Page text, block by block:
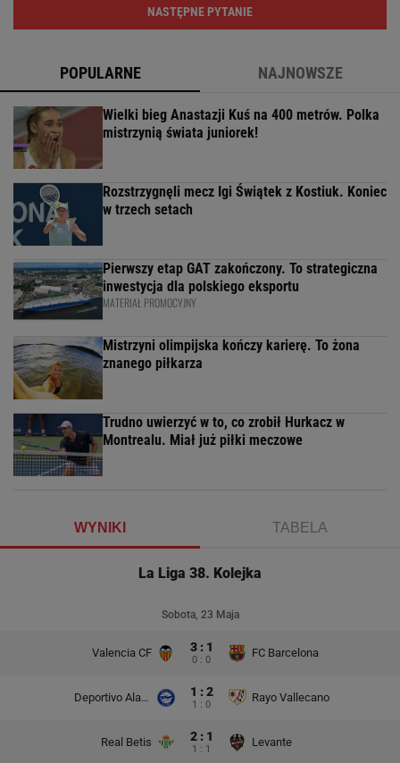
NASTĘPNE PYTANIE
POPULARNE NAJNOWSZE
Wielki bieg Anastazji Kuś na 400 metrów. Polka
mistrzynią świata juniorek!
Rozstrzygnęli mecz Igi Świątek z Kostiuk. Koniec
w trzech setach
Pierwszy etap GAT zakończony. To strategiczna
inwestycja dla polskiego eksportu
MATERIAŁ PROMOCYJNY
Mistrzyni olimpijska kończy karierę. To żona
znanego piłkarza
Trudno uwierzyć w to, co zrobił Hurkacz w
Montrealu. Miał już piłki meczowe
WYNIKI TABELA
La Liga 38. Kolejka
Sobota, 23 Maja
Valencia CF 3 : 1
0 : 0
FC Barcelona
Deportivo Alaves 1 : 2
1 : 0
Rayo Vallecano
Real Betis 2 : 1
1 : 1
Levante